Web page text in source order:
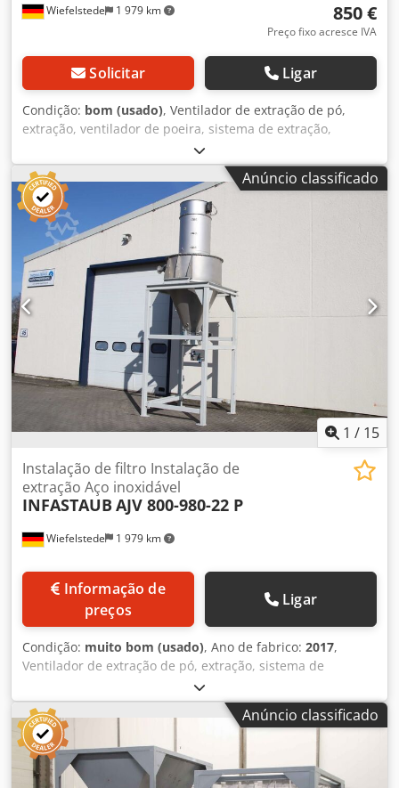
Wiefelstede 1 979 km 850 €
Preço fixo acresce IVA
Solicitar Ligar
Condição: bom (usado), Ventilador de extração de pó,
extração, ventilador de poeira, sistema de extração,
soprador de poeira, dispositivo de extração de pó, filtro de
fumos de solda, extração de fumos de solda, ventilador de
exaustão de gases, unidade de filtro de extração -
Fabricante: Oelde, sistema de extração, unidade de filtro
de extração, tipo tamanho 16 -Capacidade de ar: 22
m³/min Dodpfjryalisx Ahmjck -Motor: 1,85 kW -Velocidade:
2890 rpm -Componentes individuais: ver fotos -Dimensões:
870/480/H1250 mm -Peso: 100 kg
Anúncio classificado
1 / 15
Wiefelstede 1 979 km
Instalação de filtro Instalação de
extração Aço inoxidável
INFASTAUB AJV 800-980-22 P
preços
Ligar
Condição: muito bom (usado), Ano de fabrico: 2017,
Ventilador de extração de pó, extração, sistema de
extração, aparelho de extração de pó, separador ciclone,
ciclone, separador, separador de pó, separador centrífugo,
filtro de fumos de solda, extração de fumos de solda,
ventilador de extração de gases de combustão, sistema de
filtragem, sistema de despoeiramento por cartuchos,
aparelho de filtro de cartucho, filtro de cartucho -
Anúncio classificado